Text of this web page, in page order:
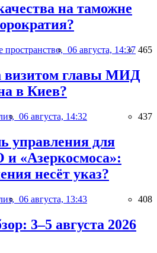
на таможне
пространство, 06 августа, 14:37 465
визитом главы МИД
в Киев?
06 августа, 14:32 437
управления для
и «Азеркосмоса»:
несёт указ?
06 августа, 13:43 408
3–5 августа 2026